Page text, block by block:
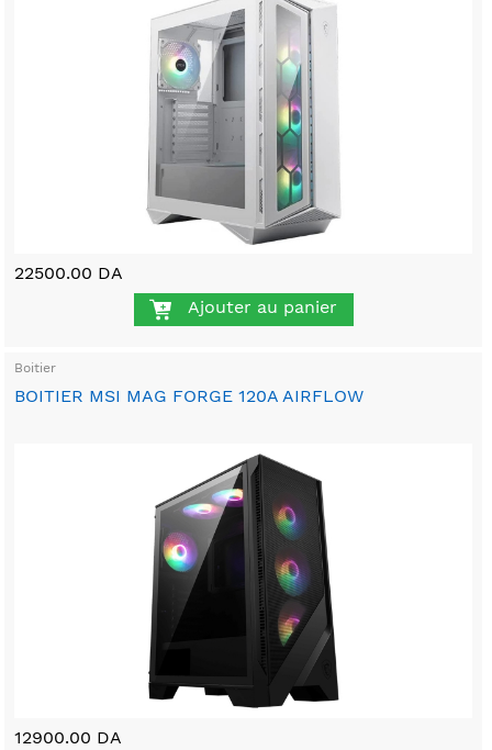
22500.00 DA
Ajouter au panier
Boitier
BOITIER MSI MAG FORGE 120A AIRFLOW
12900.00 DA